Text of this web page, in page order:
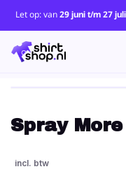
Let op: van29 juni t/m 27 juli
Spray More